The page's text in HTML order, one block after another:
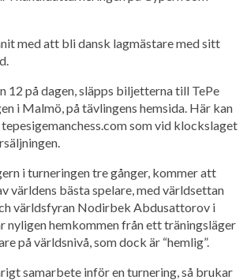
med att bli dansk lagmästare med sitt
12 på dagen, släpps biljetterna till TePe
i Malmö, på tävlingens hemsida. Här kan
som vid klockslaget
i turneringen tre gånger, kommer att
världens bästa spelare, med världsettan
världsfyran Nodirbek Abdusattorov i
nyligen hemkommen från ett träningsläger
på världsnivå, som dock är “hemlig”.
samarbete inför en turnering, så brukar